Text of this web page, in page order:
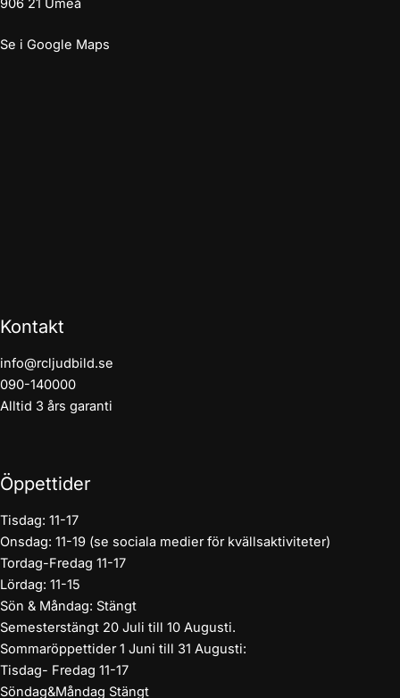
906 21 Umeå
Se i Google Maps
Kontakt
info@rcljudbild.se
090-140000
Alltid 3 års garanti
Öppettider
Tisdag: 11-17
Onsdag: 11-19 (se sociala medier för kvällsaktiviteter)
Tordag-Fredag 11-17
Lördag: 11-15
Sön & Måndag: Stängt
Semesterstängt 20 Juli till 10 Augusti.
Sommaröppettider 1 Juni till 31 Augusti:
Tisdag- Fredag 11-17
Söndag&Måndag Stängt